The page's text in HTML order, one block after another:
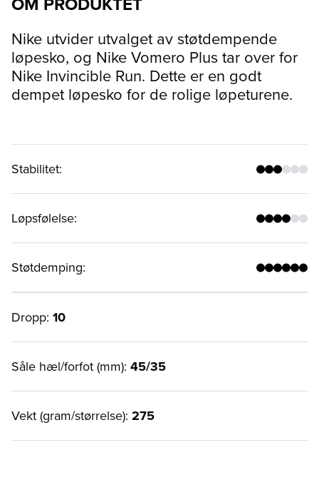
Nike utvider utvalget av støtdempende
løpesko, og Nike Vomero Plus tar over for
Nike Invincible Run. Dette er en godt
dempet løpesko for de rolige løpeturene.
Stabilitet:
Løpsfølelse:
Støtdemping:
Dropp: 10
Såle hæl/forfot (mm): 45/35
Vekt (gram/størrelse): 275